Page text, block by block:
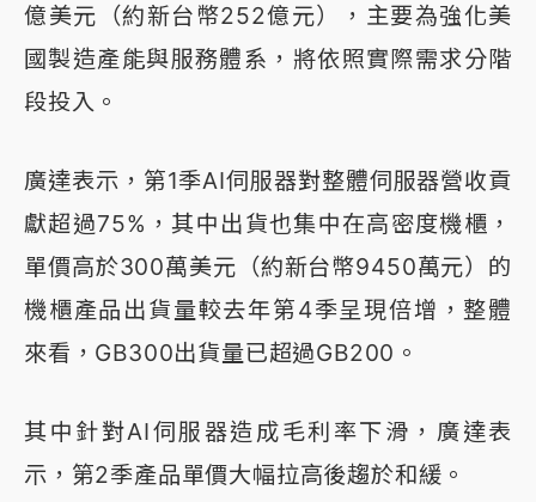
億美元（約新台幣252億元），主要為強化美
國製造產能與服務體系，將依照實際需求分階
段投入。
廣達表示，第1季AI伺服器對整體伺服器營收貢
獻超過75%，其中出貨也集中在高密度機櫃，
單價高於300萬美元（約新台幣9450萬元）的
機櫃產品出貨量較去年第4季呈現倍增，整體
來看，GB300出貨量已超過GB200。
其中針對AI伺服器造成毛利率下滑，廣達表
示，第2季產品單價大幅拉高後趨於和緩。